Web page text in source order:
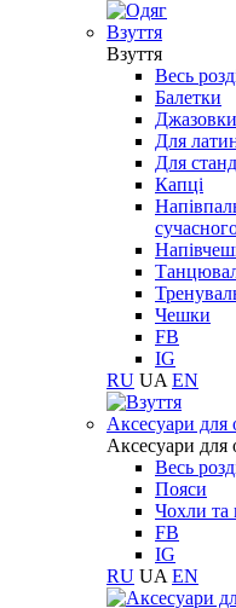
Взуття
Взуття
Весь
Балетки
Джазовки
Для
Для
Капці
Чешки
FB
IG
RU UA EN
Aксесуари для
Aксесуари для
Весь
Пояси
Чохли та
FB
IG
RU UA EN